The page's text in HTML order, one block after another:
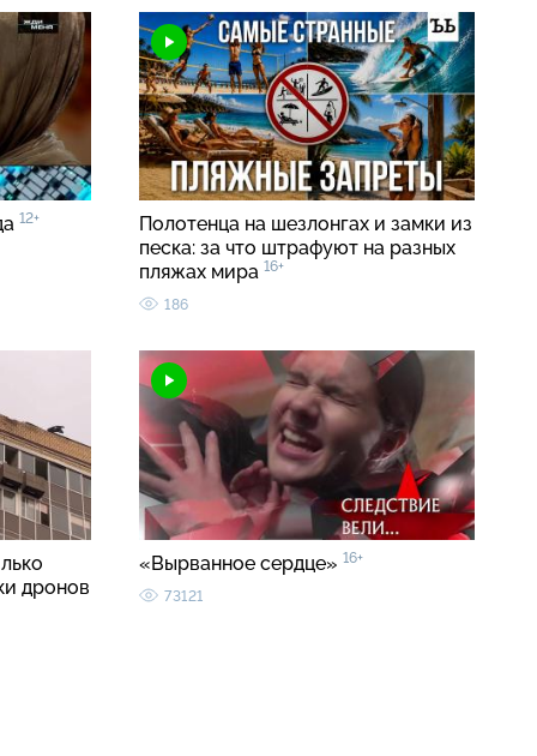
12+
Полотенца на шезлонгах и замки из
песка: за что штрафуют на разных
пляжах мира 16+
186
дронов
«Вырванное сердце» 16+
73121